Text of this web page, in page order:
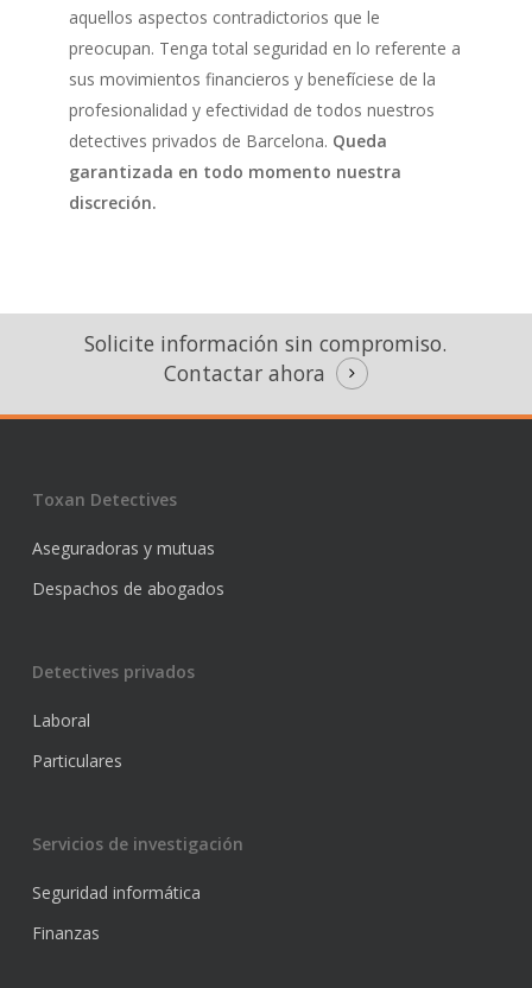
aquellos aspectos contradictorios que le
preocupan. Tenga total seguridad en lo referente a
sus movimientos financieros y benefíciese de la
profesionalidad y efectividad de todos nuestros
detectives privados de Barcelona. Queda
garantizada en todo momento nuestra
discreción.
Solicite información sin compromiso.
Contactar ahora
Toxan Detectives
Aseguradoras y mutuas
Despachos de abogados
Detectives privados
Laboral
Particulares
Servicios de investigación
Seguridad informática
Finanzas